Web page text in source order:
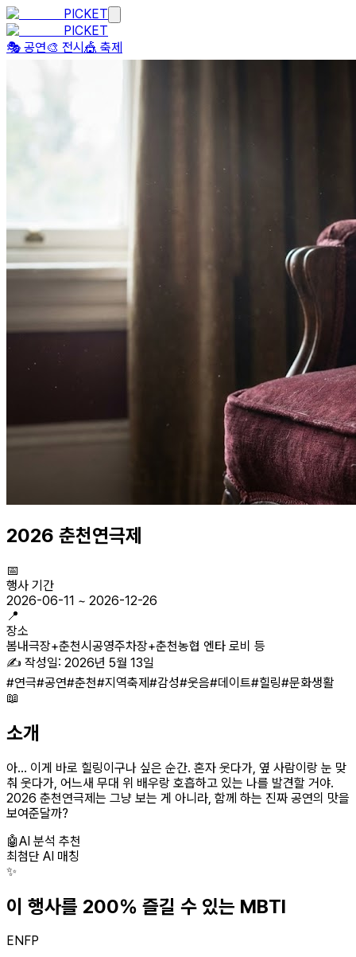
PICKET
PICKET
🎭 공연🎨 전시 🎪 축제
2026 춘천연극제
📅
행사 기간
2026-06-11 ~ 2026-12-26
📍
장소
봄내극장+춘천시공영주차장+춘천농협 엔타 로비 등
✍️ 작성일: 2026년 5월 13일
#연극#공연#춘천#지역축제#감성#웃음#데이트#힐링#문화생활
📖
소개
아... 이게 바로 힐링이구나 싶은 순간. 혼자 웃다가, 옆 사람이랑 눈 맞
춰 웃다가, 어느새 무대 위 배우랑 호흡하고 있는 나를 발견할 거야.
2026 춘천연극제는 그냥 보는 게 아니라, 함께 하는 진짜 공연의 맛을
보여준달까?
🤖AI 분석 추천
최첨단 AI 매칭
✨
이 행사를 200% 즐길 수 있는 MBTI
ENFP